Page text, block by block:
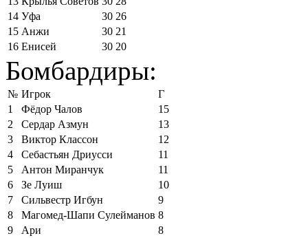
14 Уфа 30 26
15 Анжи 30 21
16 Енисей 30 20
Бомбардиры:
№ Игрок
Г
1
Фёдор Чалов
15
2
Сердар Азмун
13
3
Виктор Классон
12
4
Себастьян Дриусси
11
5
Антон Миранчук
11
6
Зе Луиш
10
7
Сильвестр Игбун
9
8
Магомед-Шапи Сулейманов 8
9
Ари
8